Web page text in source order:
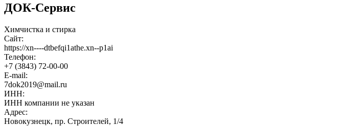
ДОК-Сервис
Химчистка и стирка
Сайт:
https://xn----dtbefqi1athe.xn--p1ai
Телефон:
+7 (3843) 72-00-00
E-mail:
7dok2019@mail.ru
ИНН:
ИНН компании не указан
Адрес:
Новокузнецк, пр. Строителей, 1/4